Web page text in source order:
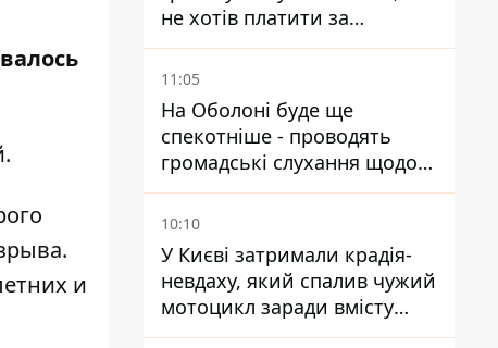
и
не хотів платити за
квитанціями
11:05
На Оболоні буде ще
спекотніше - проводять
громадські слухання щодо
храму УГКЦ на Північній
10:10
У Києві затримали крадія-
невдаху, який спалив чужий
мотоцикл заради вмісту
багажника